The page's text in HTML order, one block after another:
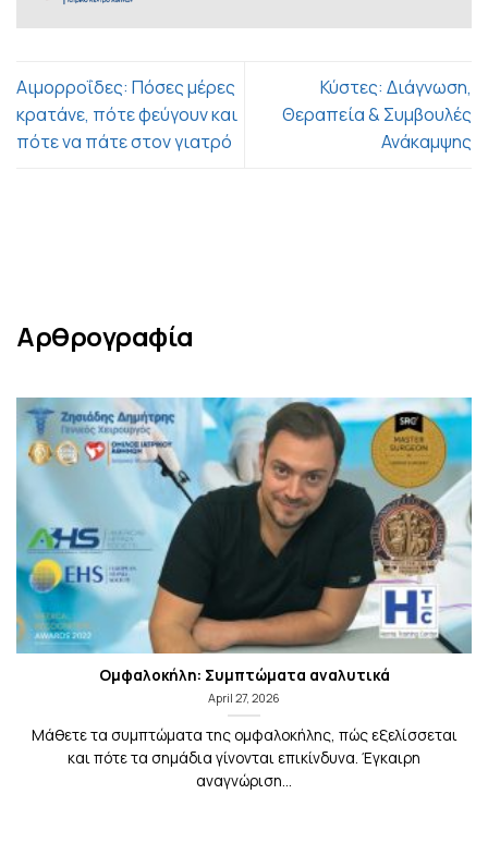
Αιμορροΐδες: Πόσες μέρες
κρατάνε, πότε φεύγουν και
πότε να πάτε στον γιατρό
Κύστες: Διάγνωση,
Θεραπεία & Συμβουλές
Ανάκαμψης
Αρθρογραφία
Ομφαλοκήλη: Συμπτώματα αναλυτικά
April 27, 2026
Μάθετε τα συμπτώματα της ομφαλοκήλης, πώς εξελίσσεται
και πότε τα σημάδια γίνονται επικίνδυνα. Έγκαιρη
αναγνώριση...